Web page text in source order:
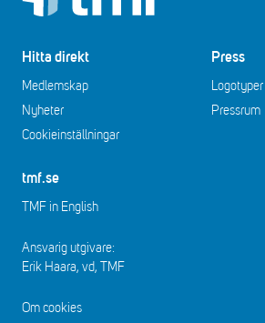
Hitta direkt
Medlemskap
Nyheter
Cookieinställningar
Press
Pressrum
tmf.se
TMF in English
Ansvarig utgivare:
Erik Haara, vd, TMF
Om cookies